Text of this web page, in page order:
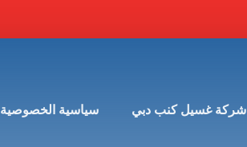
شركة غسيل كنب دبي سياسية الخصوصية